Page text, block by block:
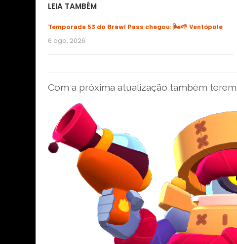
LEIA TAMBÉM
Temporada 53 do Brawl Pass chegou: 🌬️🌱 Ventópole
6 ago, 2026
Com a próxima atualização também